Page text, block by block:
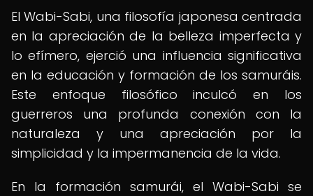
El Wabi-Sabi, una filosofía japonesa centrada
en la apreciación de la belleza imperfecta y
lo efímero, ejerció una influencia significativa
en la educación y formación de los samuráis.
Este enfoque filosófico inculcó en los
guerreros una profunda conexión con la
naturaleza y una apreciación por la
simplicidad y la impermanencia de la vida.
En la formación samurái, el Wabi-Sabi se